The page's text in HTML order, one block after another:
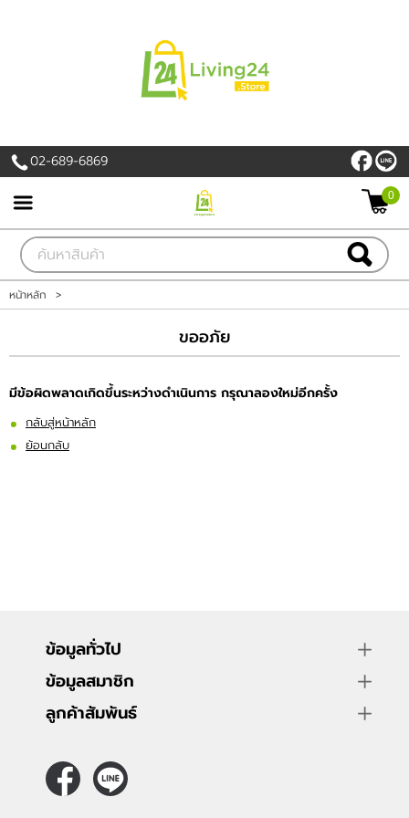
สมัครสมาชิก
สินค้าที่สนใจ( 0 )
PROMOTION
สินค้า
อาหารและเครื่องดื่ม
02-689-6869
0
หน้าหลัก >
ขออภัย
มีข้อผิดพลาดเกิดขึ้นระหว่างดำเนินการ กรุณาลองใหม่อีกครั้ง
กลับสู่หน้าหลัก
ย้อนกลับ
ข้อมูลทั่วไป
ข้อมูลสมาชิก
ลูกค้าสัมพันธ์